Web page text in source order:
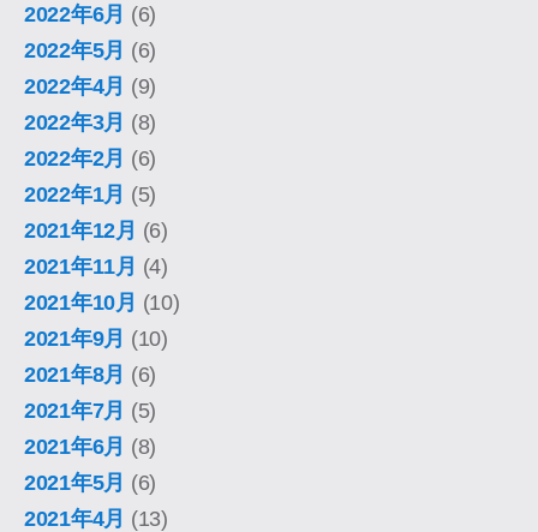
2022年6月 (6)
2022年5月 (6)
2022年4月 (9)
2022年3月 (8)
2022年2月 (6)
2022年1月 (5)
2021年12月 (6)
2021年11月 (4)
2021年10月 (10)
2021年9月 (10)
2021年8月 (6)
2021年7月 (5)
2021年6月 (8)
2021年5月 (6)
2021年4月 (13)